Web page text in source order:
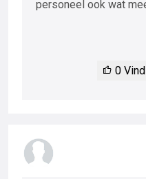
personeel ook wat
0